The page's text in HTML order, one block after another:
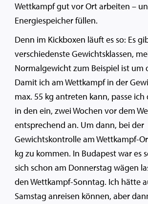
Wettkampf gut vor Ort arbeiten –
Energiespeicher füllen.
Denn im Kickboxen läuft es so: Es
verschiedenste Gewichtsklassen,
Normalgewicht zum Beispiel ist um
Damit ich am Wettkampf in der
max. 55 kg antreten kann, passe
in den ein, zwei Wochen vor dem
entsprechend an. Um dann, bei der
Gewichtskontrolle am Wettkampf-
kg zu kommen. In Budapest war es
sich schon am Donnerstag wägen
den Wettkampf-Sonntag. Ich hätte
Samstag anreisen können, aber